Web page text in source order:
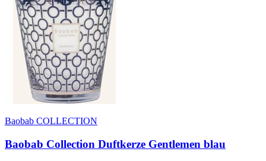
Baobab COLLECTION
Baobab Collection Duftkerze Gentlemen blau